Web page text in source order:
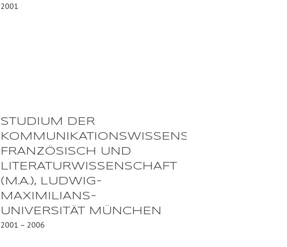
2001
STUDIUM DER
KOMMUNIKATIONSWISSENSCHAFT,
FRANZÖSISCH UND
LITERATURWISSENSCHAFT
(M.A.), LUDWIG-
MAXIMILIANS-
UNIVERSITÄT MÜNCHEN
2001 – 2006